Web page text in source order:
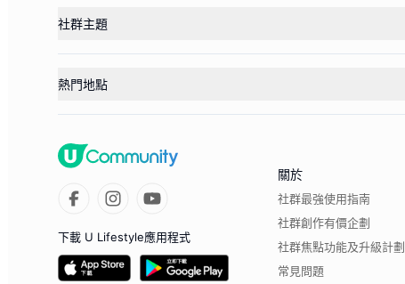
社群主題
熱門地點
下載 U Lifestyle應用程式
關於
社群最強使用指南
社群創作有價企劃
社群焦點功能及升級計劃
常見問題